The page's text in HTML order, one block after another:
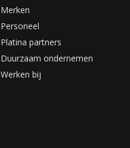
Merken
Personeel
Platina partners
Duurzaam ondernemen
Werken bij